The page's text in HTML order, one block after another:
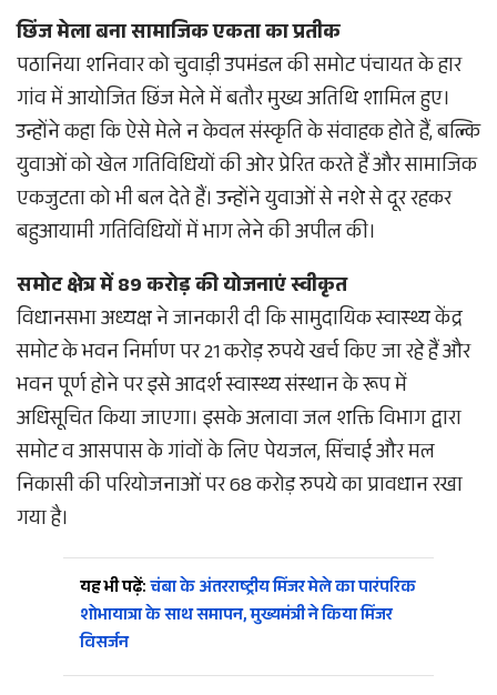
छिंज मेला बना सामाजिक एकता का प्रतीक
पठानिया शनिवार को चुवाड़ी उपमंडल की समोट पंचायत के हार
गांव में आयोजित छिंज मेले में बतौर मुख्य अतिथि शामिल हुए।
उन्होंने कहा कि ऐसे मेले न केवल संस्कृति के संवाहक होते हैं, बल्कि
युवाओं को खेल गतिविधियों की ओर प्रेरित करते हैं और सामाजिक
एकजुटता को भी बल देते हैं। उन्होंने युवाओं से नशे से दूर रहकर
बहुआयामी गतिविधियों में भाग लेने की अपील की।
समोट क्षेत्र में 89 करोड़ की योजनाएं स्वीकृत
विधानसभा अध्यक्ष ने जानकारी दी कि सामुदायिक स्वास्थ्य केंद्र
समोट के भवन निर्माण पर 21 करोड़ रुपये खर्च किए जा रहे हैं और
भवन पूर्ण होने पर इसे आदर्श स्वास्थ्य संस्थान के रूप में
अधिसूचित किया जाएगा। इसके अलावा जल शक्ति विभाग द्वारा
समोट व आसपास के गांवों के लिए पेयजल, सिंचाई और मल
निकासी की परियोजनाओं पर 68 करोड़ रुपये का प्रावधान रखा
गया है।
यह भी पढ़ें:चंबा के अंतरराष्ट्रीय मिंजर मेले का पारंपरिक
शोभायात्रा के साथ समापन, मुख्यमंत्री ने किया मिंजर
विसर्जन